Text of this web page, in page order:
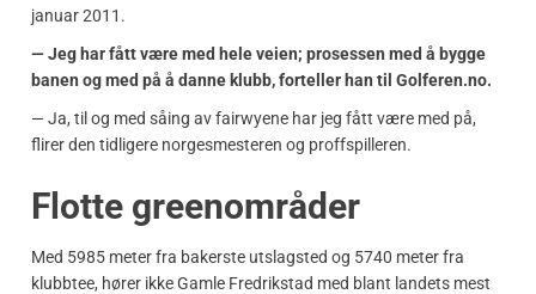
januar 2011.
— Jeg har fått være med hele veien; prosessen med å bygge
banen og med på å danne klubb, forteller han til Golferen.no.
— Ja, til og med såing av fairwyene har jeg fått være med på,
flirer den tidligere norgesmesteren og proffspilleren.
Flotte greenområder
Med 5985 meter fra bakerste utslagsted og 5740 meter fra
klubbtee, hører ikke Gamle Fredrikstad med blant landets mest